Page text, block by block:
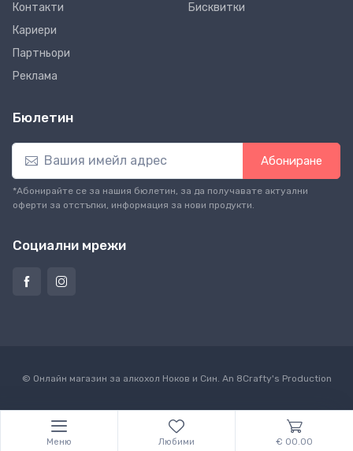
Контакти
Кариери
Партньори
Реклама
Бисквитки
Бюлетин
Абониране
*Абонирайте се за нашия бюлетин, за да получавате актуални
оферти за отстъпки, информация за нови продукти.
Социални мрежи
© Онлайн магазин за алкохол Ноков и Син. An 8Crafty's Production
Меню Любими € 00.00